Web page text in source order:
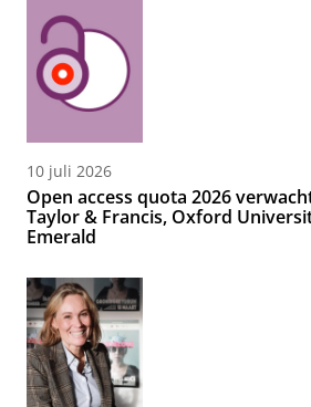
10 juli 2026
Open access quota 2026
Taylor & Francis, Oxford
Emerald